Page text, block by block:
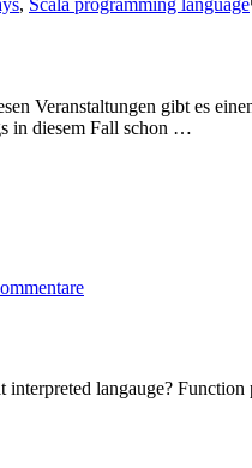
Veranstaltungen gibt es
in diesem Fall schon …
zu
2014
langauge?